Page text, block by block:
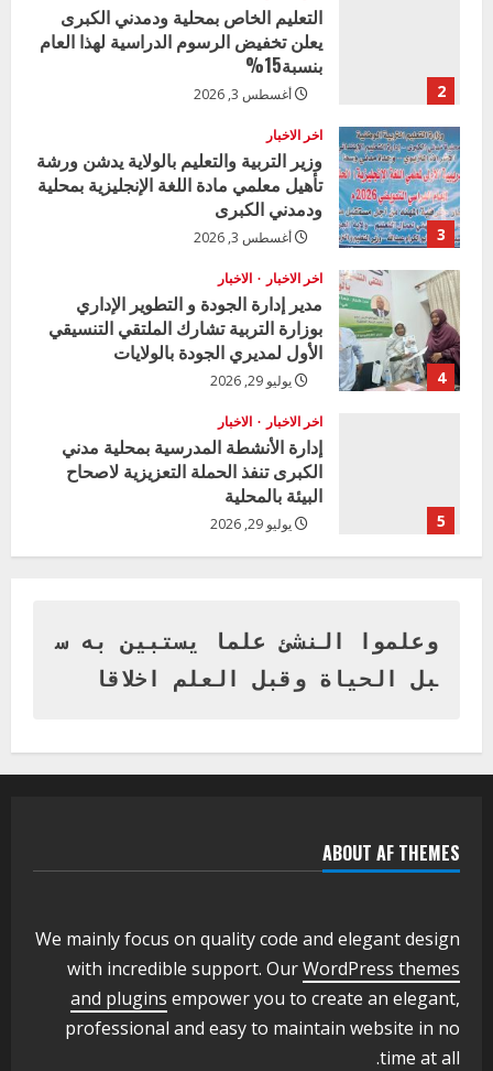
2
التعليم الخاص بمحلية ودمدني الكبرى
يعلن تخفيض الرسوم الدراسية لهذا العام
بنسبة15%
أغسطس 3, 2026
3
اخر الاخبار
وزير التربية والتعليم بالولاية يدشن ورشة
تأهيل معلمي مادة اللغة الإنجليزية بمحلية
ودمدني الكبرى
أغسطس 3, 2026
4
اخر الاخبار الاخبار
مدير إدارة الجودة و التطوير الإداري
بوزارة التربية تشارك الملتقي التنسيقي
الأول لمديري الجودة بالولايات
يوليو 29, 2026
5
اخر الاخبار الاخبار
إدارة الأنشطة المدرسية بمحلية مدني
الكبرى تنفذ الحملة التعزيزية لاصحاح
البيئة بالمحلية
يوليو 29, 2026
بنات بمحلية ود مدني الكبرى
أغسطس 3, 2026
يعلن تخفيض الرسوم الدراسية لهذا العام
بنسبة15%
3
وزير التربية والتعليم بالولاية يدشن ورشة
أغسطس 3, 2026
اخر الاخبار الاخبار
مدير إدارة الجودة و التطوير الإداري
بوزارة التربية تشارك الملتقي التنسيقي
وعلموا النشئ علما يستبين به س
بل الحياة وقبل العلم اخلاقا
ABOUT AF THEMES
We mainly focus on quality code and elegant design
with incredible support. OurWordPress themes
and plugins empower you to create an elegant,
professional and easy to maintain website in no
time at all.